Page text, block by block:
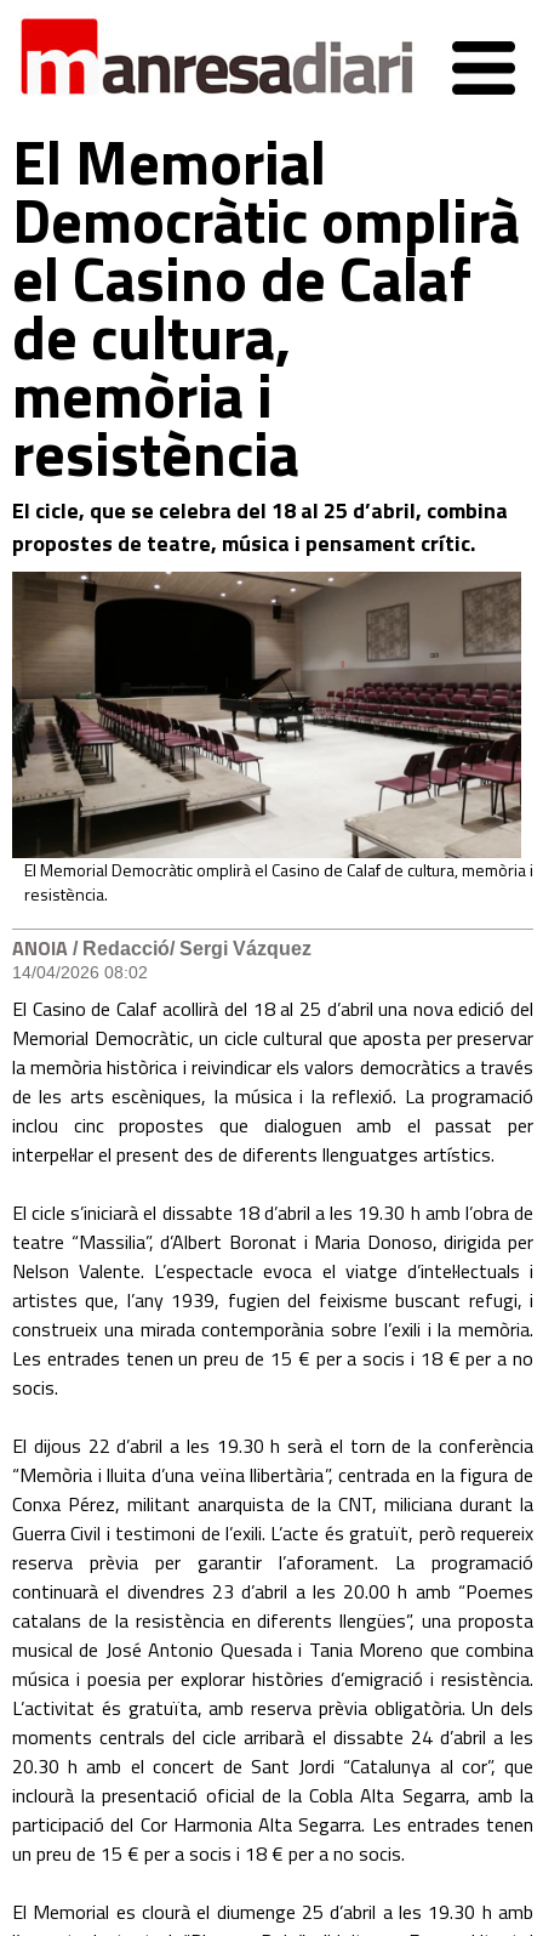
El Memorial
Democràtic omplirà
el Casino de Calaf
de cultura,
memòria i
resistència
El cicle, que se celebra del 18 al 25 d’abril, combina
propostes de teatre, música i pensament crític.
El Memorial Democràtic omplirà el Casino de Calaf de cultura, memòria i
resistència.
ANOIA / Redacció/ Sergi Vázquez
14/04/2026 08:02
El Casino de Calaf acollirà del 18 al 25 d’abril una nova edició del
Memorial Democràtic, un cicle cultural que aposta per preservar
la memòria històrica i reivindicar els valors democràtics a través
de les arts escèniques, la música i la reflexió. La programació
inclou cinc propostes que dialoguen amb el passat per
interpel·lar el present des de diferents llenguatges artístics.
El cicle s’iniciarà el dissabte 18 d’abril a les 19.30 h amb l’obra de
teatre “Massilia”, d’Albert Boronat i Maria Donoso, dirigida per
Nelson Valente. L’espectacle evoca el viatge d’intel·lectuals i
artistes que, l’any 1939, fugien del feixisme buscant refugi, i
construeix una mirada contemporània sobre l’exili i la memòria.
Les entrades tenen un preu de 15 € per a socis i 18 € per a no
socis.
El dijous 22 d’abril a les 19.30 h serà el torn de la conferència
“Memòria i lluita d’una veïna llibertària”, centrada en la figura de
Conxa Pérez, militant anarquista de la CNT, miliciana durant la
Guerra Civil i testimoni de l’exili. L’acte és gratuït, però requereix
reserva prèvia per garantir l’aforament. La programació
continuarà el divendres 23 d’abril a les 20.00 h amb “Poemes
catalans de la resistència en diferents llengües”, una proposta
musical de José Antonio Quesada i Tania Moreno que combina
música i poesia per explorar històries d’emigració i resistència.
L’activitat és gratuïta, amb reserva prèvia obligatòria. Un dels
moments centrals del cicle arribarà el dissabte 24 d’abril a les
20.30 h amb el concert de Sant Jordi “Catalunya al cor”, que
inclourà la presentació oficial de la Cobla Alta Segarra, amb la
participació del Cor Harmonia Alta Segarra. Les entrades tenen
un preu de 15 € per a socis i 18 € per a no socis.
El Memorial es clourà el diumenge 25 d’abril a les 19.30 h amb